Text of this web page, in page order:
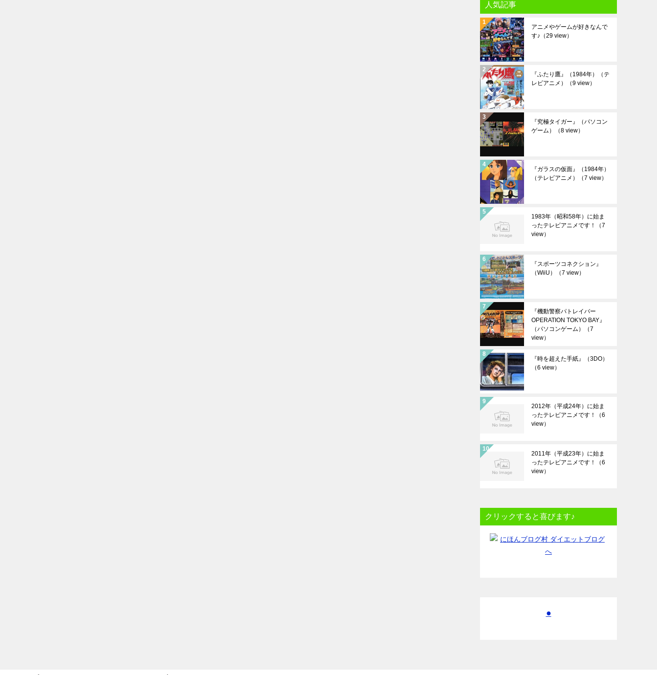
人気記事
アニメやゲームが好きなんで
す♪ （29 view）
『ふたり鷹』（1984年）（テ
レビアニメ）
（9 view）
『究極タイガー』（パソコン
ゲーム）
（8 view）
『ガラスの仮面』（1984年）
（テレビアニメ）
（7 view）
1983年（昭和58年）に始ま
ったテレビアニメです！
（7
view）
『スポーツコネクション』
（WiiU）
（7 view）
『機動警察パトレイバー
OPERATION TOKYO BAY』
（パソコンゲーム）
（7
view）
『時を超えた手紙』（3DO）
（6 view）
2012年（平成24年）に始ま
ったテレビアニメです！
（6
view）
2011年（平成23年）に始ま
ったテレビアニメです！
（6
view）
クリックすると喜びます♪
●